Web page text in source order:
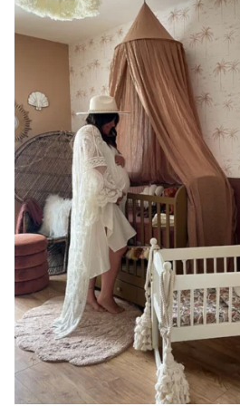
murs très longs.
Ce format permet de concentrer
Conçu pour les très grands murs,
🔹Vertical
Adapté aux espaces où la
d’escalier, pans de mur étroits,